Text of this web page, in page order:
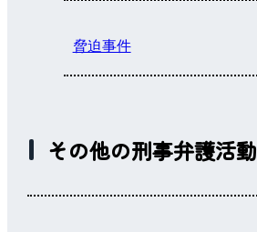
脅迫事件
その他の刑事弁護活動